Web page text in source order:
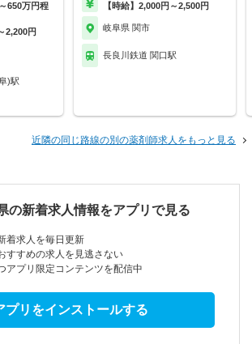
650万円程
2,200円
)駅
【時給】2,000円～2,500円
岐阜県 関市
長良川鉄道 関口駅
近隣の同じ路線の別の薬剤師求人をもっと見る
の新着求人情報をアプリで見る
着求人を毎日更新
すすめの求人を見逃さない
アプリ限定コンテンツを配信中
プリをインストールする